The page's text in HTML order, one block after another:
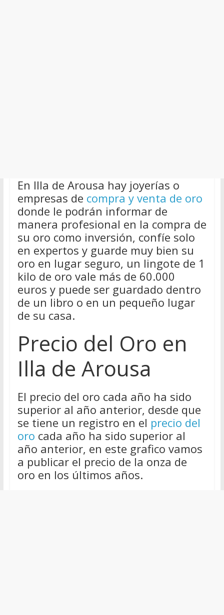
En Illa de Arousa hay joyerías o
empresas de compra y venta de oro
donde le podrán informar de
manera profesional en la compra de
su oro como inversión, confíe solo
en expertos y guarde muy bien su
oro en lugar seguro, un lingote de 1
kilo de oro vale más de 60.000
euros y puede ser guardado dentro
de un libro o en un pequeño lugar
de su casa.
Precio del Oro en
Illa de Arousa
El precio del oro cada año ha sido
superior al año anterior, desde que
se tiene un registro en el precio del
oro cada año ha sido superior al
año anterior, en este grafico vamos
a publicar el precio de la onza de
oro en los últimos años.